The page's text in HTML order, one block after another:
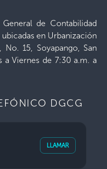
de Contabilidad
en Urbanización
No. 15, Soyapango, San
a Viernes de 7:30 a.m. a
DGCG
LLAMAR